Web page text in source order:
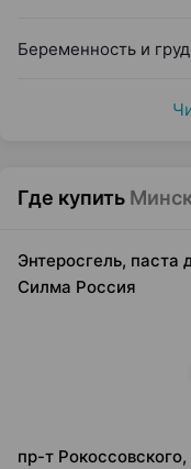
Беременность и
Где купить
Энтеросгель, паста
Силма Россия
пр-т Рокоссовского,